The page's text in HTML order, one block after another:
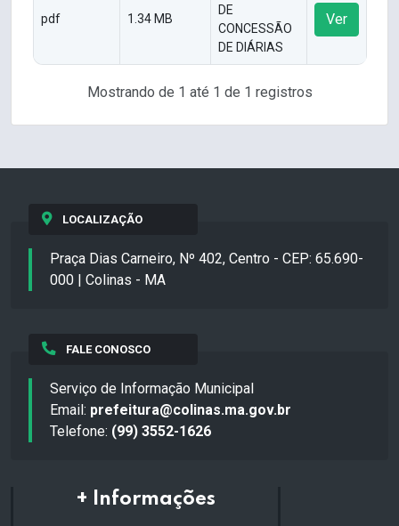
pdf 1.34 MB
DE
CONCESSÃO
DE DIÁRIAS
Ver
Mostrando de 1 até 1 de 1 registros
LOCALIZAÇÃO
Praça Dias Carneiro, Nº 402, Centro - CEP: 65.690-
000 | Colinas - MA
FALE CONOSCO
Serviço de Informação Municipal
Email: prefeitura@colinas.ma.gov.br
Telefone: (99) 3552-1626
+ Informações